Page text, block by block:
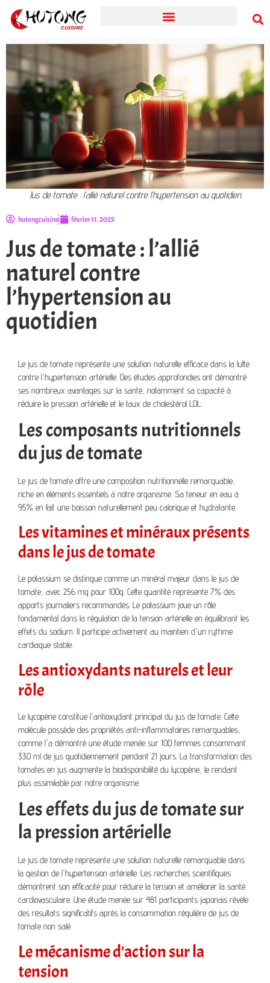
Jus de tomate : l’allié naturel contre l’hypertension au quotidien
hutongcuisine février 11, 2025
Jus de tomate : l’allié
naturel contre
l’hypertension au
quotidien
Le jus de tomate représente une solution naturelle efficace dans la lutte
contre l'hypertension artérielle. Des études approfondies ont démontré
ses nombreux avantages sur la santé, notamment sa capacité à
réduire la pression artérielle et le taux de cholestérol LDL.
Les composants nutritionnels
du jus de tomate
Le jus de tomate offre une composition nutritionnelle remarquable,
riche en éléments essentiels à notre organisme. Sa teneur en eau à
95% en fait une boisson naturellement peu calorique et hydratante.
Les vitamines et minéraux présents
dans le jus de tomate
Le potassium se distingue comme un minéral majeur dans le jus de
tomate, avec 256 mg pour 100g. Cette quantité représente 7% des
apports journaliers recommandés. Le potassium joue un rôle
fondamental dans la régulation de la tension artérielle en équilibrant les
effets du sodium. Il participe activement au maintien d'un rythme
cardiaque stable.
Les antioxydants naturels et leur
rôle
Le lycopène constitue l'antioxydant principal du jus de tomate. Cette
molécule possède des propriétés anti-inflammatoires remarquables,
comme l'a démontré une étude menée sur 100 femmes consommant
330 ml de jus quotidiennement pendant 21 jours. La transformation des
tomates en jus augmente la biodisponibilité du lycopène, le rendant
plus assimilable par notre organisme.
Les effets du jus de tomate sur
la pression artérielle
Le jus de tomate représente une solution naturelle remarquable dans
la gestion de l'hypertension artérielle. Les recherches scientifiques
démontrent son efficacité pour réduire la tension et améliorer la santé
cardiovasculaire. Une étude menée sur 481 participants japonais révèle
des résultats significatifs après la consommation régulière de jus de
tomate non salé.
Le mécanisme d'action sur la
tension